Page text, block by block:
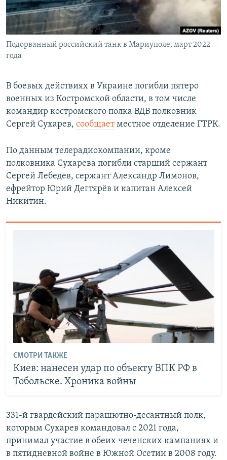
СОЦИАЛЬНЫЕ СЕТИ
Все сайты РСЕ/РС
Подорванный российский танк в Мариуполе, март 2022
года
В боевых действиях в Украине погибли пятеро
военных из Костромской области, в том числе
командир костромского полка ВДВ полковник
Сергей Сухарев, сообщаетместное отделение ГТРК.
По данным телерадиокомпании, кроме
полковника Сухарева погибли старший сержант
Сергей Лебедев, сержант Александр Лимонов,
ефрейтор Юрий Дегтярёв и капитан Алексей
Никитин.
СМОТРИ ТАКЖЕ
Киев: нанесен удар по объекту ВПК РФ в
Тобольске. Хроника войны
331-й гвардейский парашютно-десантный полк,
которым Сухарев командовал с 2021 года,
принимал участие в обеих чеченских кампаниях и
в пятидневной войне в Южной Осетии в 2008 году.